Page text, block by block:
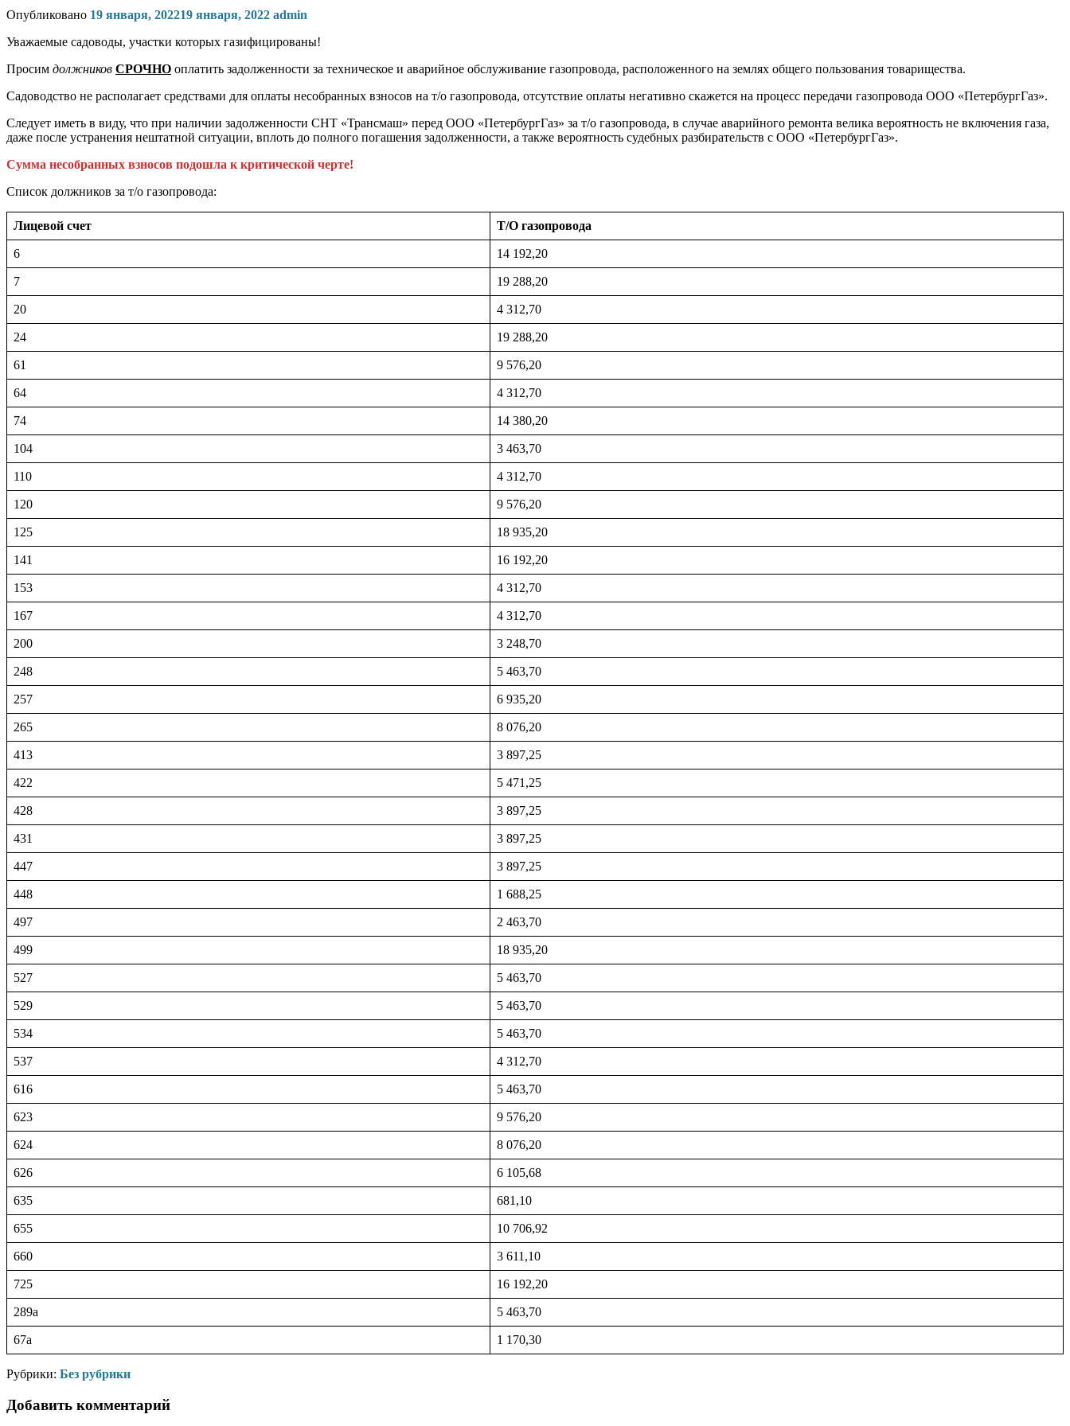
Опубликовано 19 января, 202219 января, 2022 admin
Уважаемые садоводы, участки которых газифицированы!
Просим должников СРОЧНО оплатить задолженности за техническое и аварийное обслуживание газопровода, расположенного на землях общего пользования товарищества.
Садоводство не располагает средствами для оплаты несобранных взносов на т/о газопровода, отсутствие оплаты негативно скажется на процесс передачи газопровода ООО «ПетербургГаз».
Следует иметь в виду, что при наличии задолженности СНТ «Трансмаш» перед ООО «ПетербургГаз» за т/о газопровода, в случае аварийного ремонта велика вероятность не включения газа,
даже после устранения нештатной ситуации, вплоть до полного погашения задолженности, а также вероятность судебных разбирательств с ООО «ПетербургГаз».
Сумма несобранных взносов подошла к критической черте!
Список должников за т/о газопровода:
Лицевой счет Т/О газопровода
6 14 192,20
7 19 288,20
20 4 312,70
24 19 288,20
61 9 576,20
64 4 312,70
74 14 380,20
104 3 463,70
110 4 312,70
120 9 576,20
125 18 935,20
141 16 192,20
153 4 312,70
167 4 312,70
200 3 248,70
248 5 463,70
257 6 935,20
265 8 076,20
413 3 897,25
422 5 471,25
428 3 897,25
431 3 897,25
447 3 897,25
448 1 688,25
497 2 463,70
499 18 935,20
527 5 463,70
529 5 463,70
534 5 463,70
537 4 312,70
616 5 463,70
623 9 576,20
624 8 076,20
626 6 105,68
635 681,10
655 10 706,92
660 3 611,10
725 16 192,20
289а 5 463,70
67а 1 170,30
Рубрики: Без рубрики
Добавить комментарий